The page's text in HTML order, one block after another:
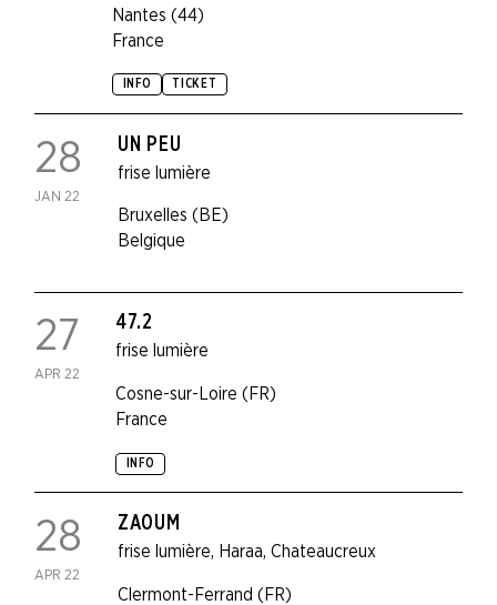
Nantes (44)
France
INFO TICKET
28
JAN 22
frise lumière
UN PEU
Bruxelles (BE)
Belgique
27
APR 22
frise lumière
47.2
Cosne-sur-Loire (FR)
France
INFO
28
APR 22
frise lumière, Haraa, Chateaucreux
ZAOUM
Clermont-Ferrand (FR)